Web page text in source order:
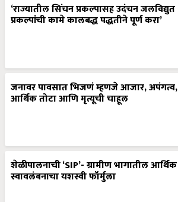
‘राज्यातील सिंचन प्रकल्पासह उदंचन जलविद्युत
प्रकल्पांची कामे कालबद्ध पद्धतीने पूर्ण करा’
जनावर पावसात भिजणं म्हणजे आजार, अपंगत्व,
आर्थिक तोटा आणि मृत्यूची चाहूल
शेळीपालनाची ‘SIP’- ग्रामीण भागातील आर्थिक
स्वावलंबनाचा यशस्वी फॉर्मुला